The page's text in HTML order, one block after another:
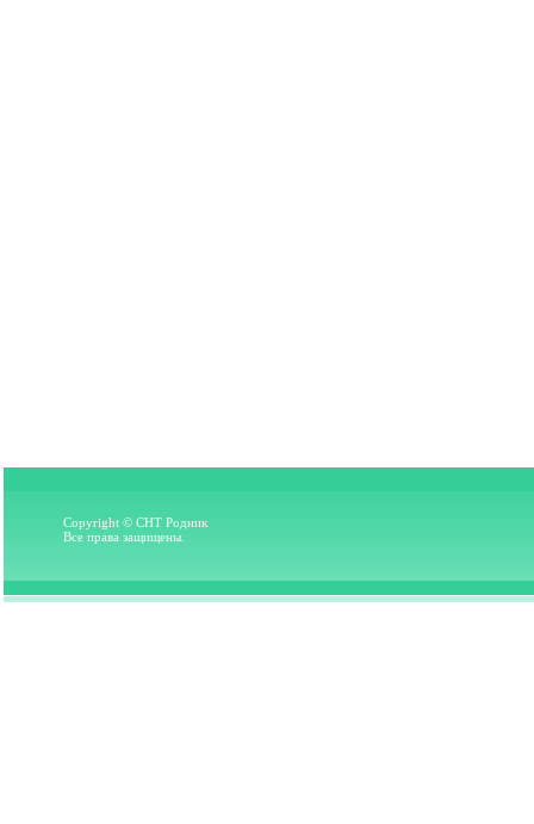
Copyright © СНТ Родник
Все права защищены.